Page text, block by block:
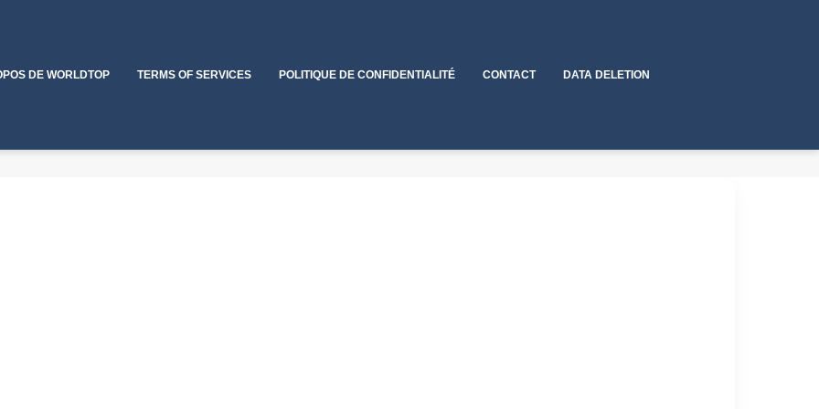
DE WORLDTOP TERMS OF SERVICES POLITIQUE DE CONFIDENTIALITÉ CONTACT DATA DELETION